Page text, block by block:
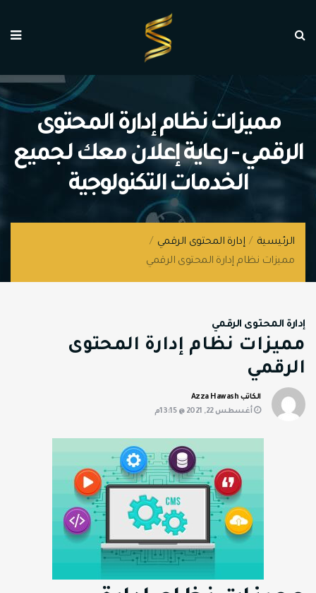
مميزات نظام إدارة المحتوى
الرقمي - رعاية إعلان معك لجميع
الخدمات التكنولوجية
الرئيسية / إدارة المحتوى الرقمي /
مميزات نظام إدارة المحتوى الرقمي
إدارة المحتوى الرقمي
مميزات نظام إدارة المحتوى
الرقمي
الكاتب Azza Hawash
أغسطس 22, 2021 @ 13:15م